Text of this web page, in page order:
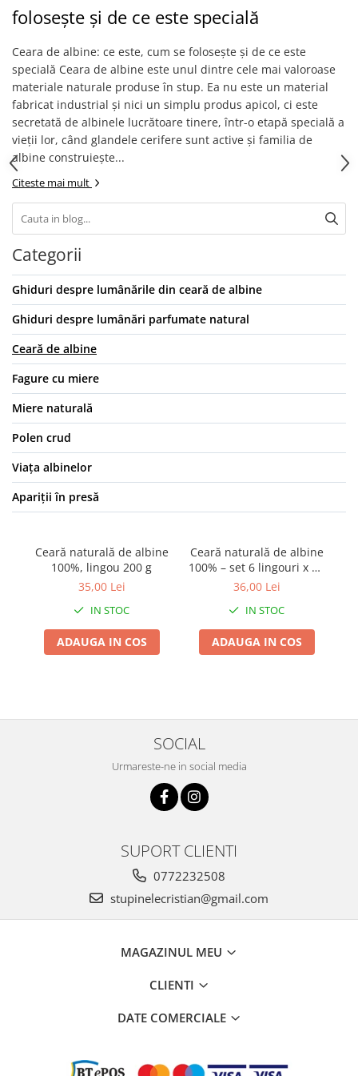
folosește și de ce este specială
Ceara de albine: ce este, cum se folosește și de ce este
specială Ceara de albine este unul dintre cele mai valoroase
materiale naturale produse în stup. Ea nu este un material
fabricat industrial și nici un simplu produs apicol, ci este
secretată de albinele lucrătoare tinere, într-o etapă specială a
vieții lor, când glandele cerifere sunt active și familia de
albine construiește...
Citeste mai mult
Categorii
Ghiduri despre lumânările din ceară de albine
Ghiduri despre lumânări parfumate natural
Ceară de albine
Fagure cu miere
Miere naturală
Polen crud
Viața albinelor
Apariții în presă
Ceară naturală de albine
100%, lingou 200 g
35,00 Lei
IN STOC
ADAUGA IN COS
Ceară naturală de albine
100% – set 6 lingouri x 25
g
36,00 Lei
IN STOC
ADAUGA IN COS
SOCIAL
Urmareste-ne in social media
SUPORT CLIENTI
0772232508
stupinelecristian@gmail.com
MAGAZINUL MEU
CLIENTI
DATE COMERCIALE